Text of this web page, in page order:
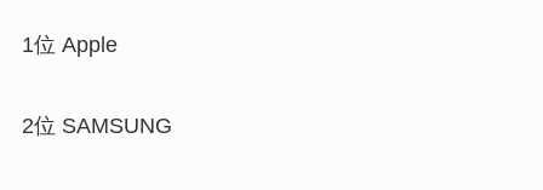
1位 Apple
2位 SAMSUNG